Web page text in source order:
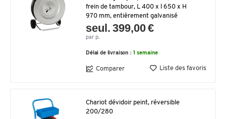
frein de tambour, L 400 x l 650 x H
970 mm, entièrement galvanisé
seul. 399,00 €
par p.
Délai de livraison : 1 semaine
Comparer Liste des favoris
Chariot dévidoir peint, réversible
200/280